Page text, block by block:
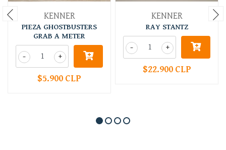
KENNER
PIEZA GHOSTBUSTERS
GRAB A METER
+
-
$5.900 CLP
KENNER
RAY STANTZ
+
-
$22.900 CLP